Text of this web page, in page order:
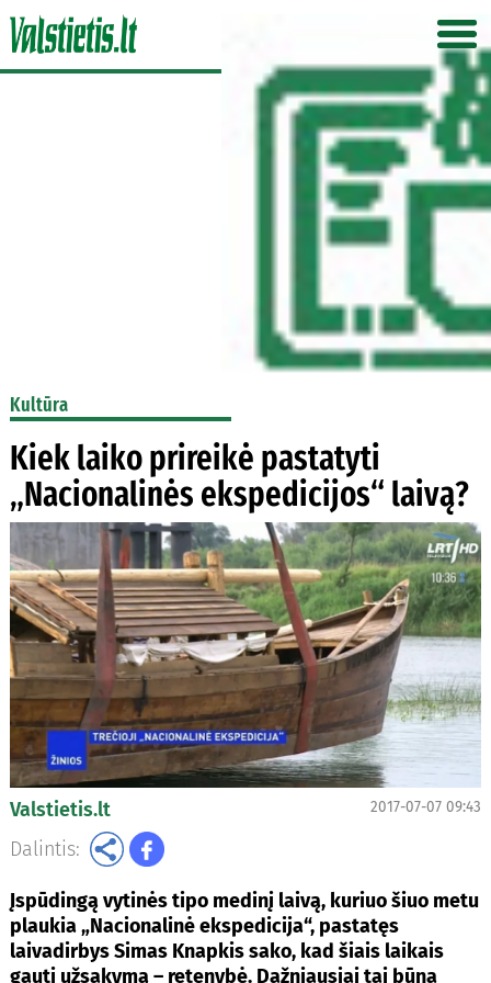
Kultūra
Kiek laiko prireikė pastatyti
„Nacionalinės ekspedicijos“ laivą?
Valstietis.lt 2017-07-07 09:43
Dalintis:
Įspūdingą vytinės tipo medinį laivą, kuriuo šiuo metu
plaukia „Nacionalinė ekspedicija“, pastatęs
laivadirbys Simas Knapkis sako, kad šiais laikais
gauti užsakymą – retenybė. Dažniausiai tai būna